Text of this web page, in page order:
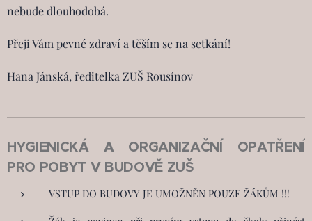
nebude dlouhodobá.
Přeji Vám pevné zdraví a těším se na setkání!
Hana Jánská, ředitelka ZUŠ Rousínov
HYGIENICKÁ A ORGANIZAČNÍ OPATŘENÍ
PRO POBYT V BUDOVĚ ZUŠ
VSTUP DO BUDOVY JE UMOŽNĚN POUZE ŽÁKŮM !!!